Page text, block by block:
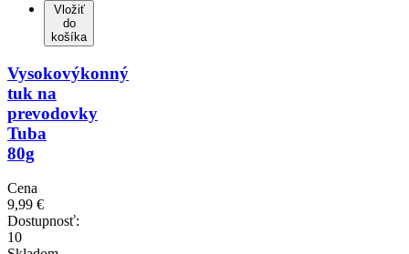
Vložiť
do
košíka
Vysokovýkonný
tuk na
prevodovky
Tuba
80g
Cena
9,99 €
Dostupnosť:
10